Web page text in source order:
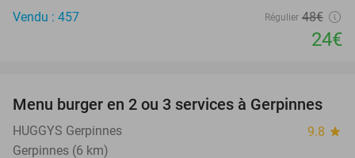
Vendu : 457
Régulier 48€
24€
29%
Menu burger en 2 ou 3 services à Gerpinnes
HUGGYS Gerpinnes 9.8 star
Gerpinnes (6 km)